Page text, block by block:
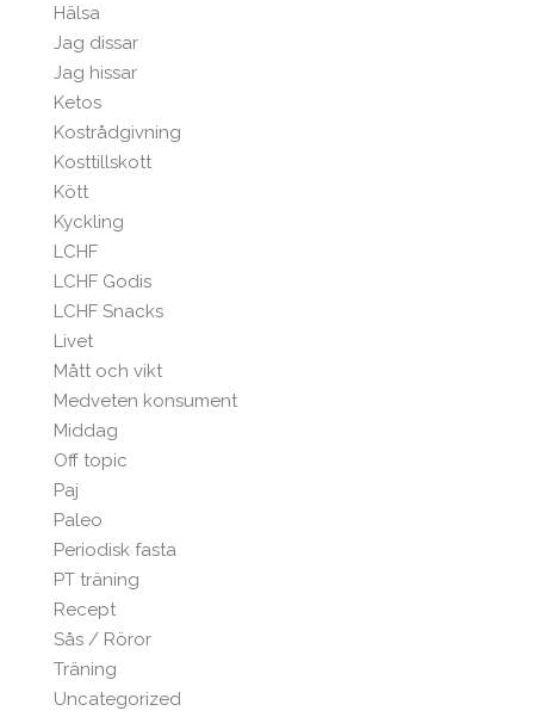
Hälsa
Jag dissar
Jag hissar
Ketos
Kostrådgivning
Kosttillskott
Kött
Kyckling
LCHF
LCHF Godis
LCHF Snacks
Livet
Mått och vikt
Medveten konsument
Middag
Off topic
Paj
Paleo
Periodisk fasta
PT träning
Recept
Sås / Röror
Träning
Uncategorized